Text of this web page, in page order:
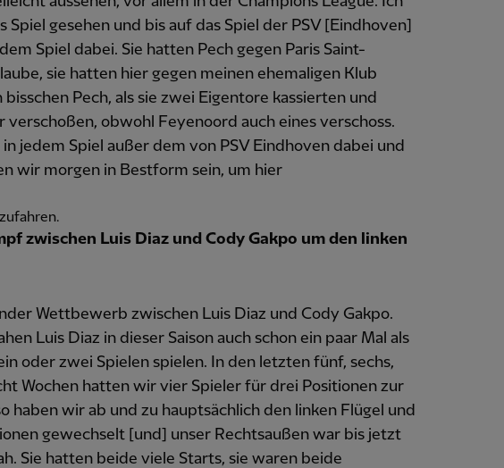
Spiel gesehen und bis auf das Spiel der PSV [Eindhoven]
Spiel dabei. Sie hatten Pech gegen Paris Saint-
sie hatten hier gegen meinen ehemaligen Klub
bisschen Pech, als sie zwei Eigentore kassierten und
verschoßen, obwohl Feyenoord auch eines verschoss.
in jedem Spiel außer dem von PSV Eindhoven dabei und
wir morgen in Bestform sein, um hier
zwischen Luis Diaz und Cody Gakpo um den linken
Wettbewerb zwischen Luis Diaz und Cody Gakpo.
Luis Diaz in dieser Saison auch schon ein paar Mal als
oder zwei Spielen spielen. In den letzten fünf, sechs,
Wochen hatten wir vier Spieler für drei Positionen zur
haben wir ab und zu hauptsächlich den linken Flügel und
gewechselt [und] unser Rechtsaußen war bis jetzt
Sie hatten beide viele Starts, sie waren beide